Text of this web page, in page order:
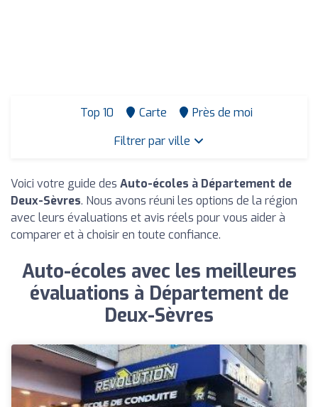
Top 10 Carte
Près de moi
Filtrer par ville
Voici votre guide des Auto-écoles à Département de
Deux-Sèvres. Nous avons réuni les options de la région
avec leurs évaluations et avis réels pour vous aider à
comparer et à choisir en toute confiance.
Auto-écoles avec les meilleures
évaluations à Département de
Deux-Sèvres